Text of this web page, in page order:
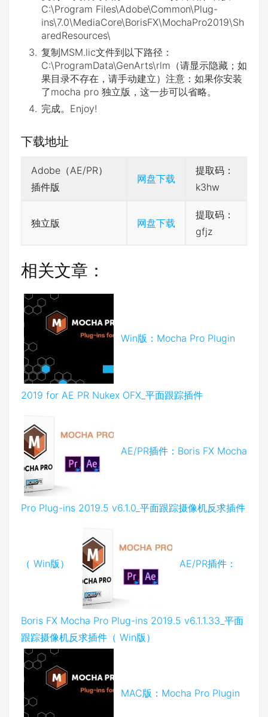
C:\Program Files\Adobe\Common\Plug-
ins\7.0\MediaCore\BorisFX\MochaPro2019\Sh
aredResources\
复制MSM.lic文件到以下路径：
C:\ProgramData\GenArts\rlm（请显示隐藏；如
果目录不存在，请手动建立）注意：如果你安装
了mocha pro 独立版，这一步可以省略。
完成。Enjoy!
下载地址
Adobe（AE/PR）
插件版
网盘下载
提取码：
k3hw
独立版 网盘下载
提取码：
gfjz
相关文章：
Win版：Mocha Pro Plugin
2019 for AE PR Nukex OFX_平面跟踪插件
AE/PR插件：Boris FX Mocha
Pro Plug-ins 2019.5 v6.1.0_平面跟踪摄像机反求插件
（ Win版） AE/PR插件：
Boris FX Mocha Pro Plug-ins 2019.5 v6.1.1.33_平面
跟踪摄像机反求插件（ Win版）
MAC版：Mocha Pro Plugin